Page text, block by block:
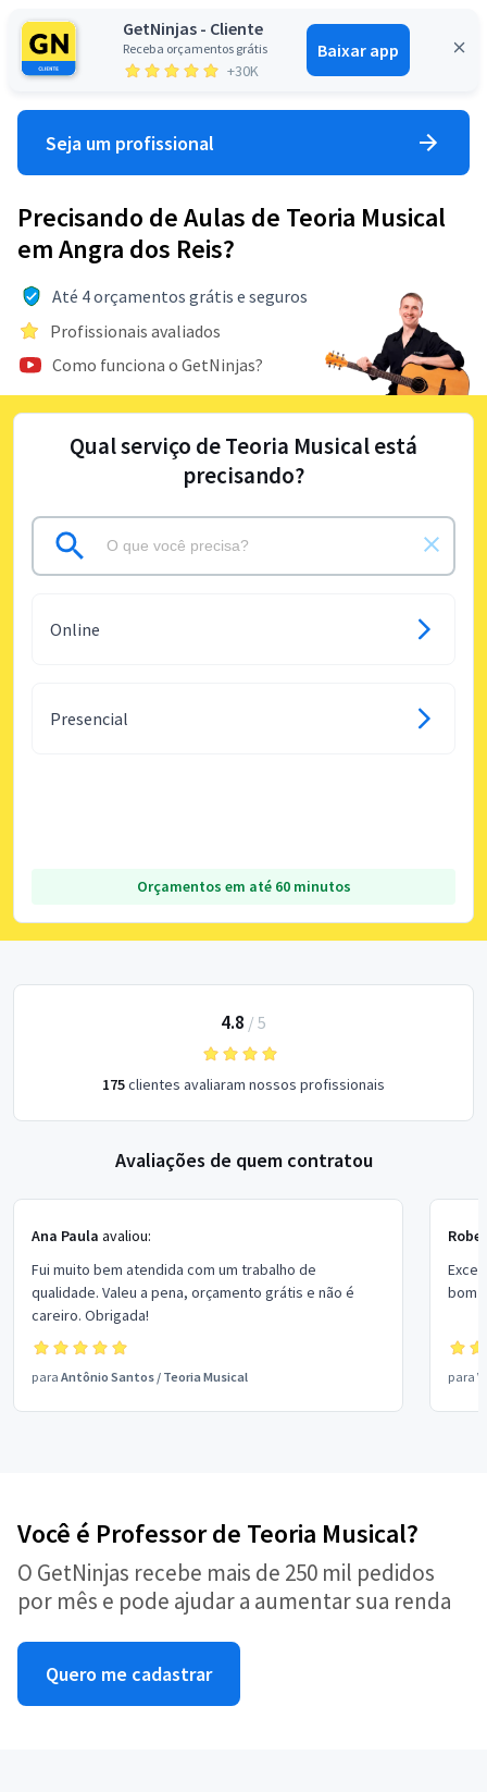
GetNinjas - Cliente
Receba orçamentos grátis
+30K
Baixar app
Entrar
Seja um profissional
Precisando de Aulas de Teoria Musical
em Angra dos Reis?
Até 4 orçamentos grátis e seguros
Profissionais avaliados
Como funciona o GetNinjas?
Qual serviço de Teoria Musical está
precisando?
Online
Presencial
Orçamentos em até 60 minutos
4.8 / 5
175clientes avaliaram nossos profissionais
Avaliações de quem contratou
Ana Paula avaliou:
Fui muito bem atendida com um trabalho de
qualidade. Valeu a pena, orçamento grátis e não é
careiro. Obrigada!
para Antônio Santos / Teoria Musical
bom
para
Você é Professor de Teoria Musical?
O GetNinjas recebe mais de 250 mil pedidos
por mês e pode ajudar a aumentar sua renda
Quero me cadastrar